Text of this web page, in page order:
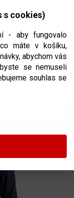
s cookies)
- aby fungovalo
máte v košíku,
abychom vás
se nemuseli
souhlas se
SHERWOOD